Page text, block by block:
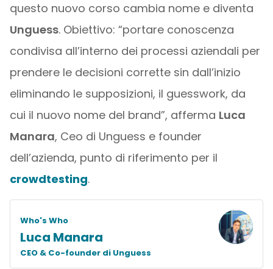
questo nuovo corso cambia nome e diventa
Unguess. Obiettivo: “portare conoscenza
condivisa all’interno dei processi aziendali per
prendere le decisioni corrette sin dall’inizio
eliminando le supposizioni, il guesswork, da
cui il nuovo nome del brand”, afferma Luca
Manara, Ceo di Unguess e founder
dell’azienda, punto di riferimento per il
crowdtesting.
Who's Who
Luca Manara
CEO & Co-founder di Unguess